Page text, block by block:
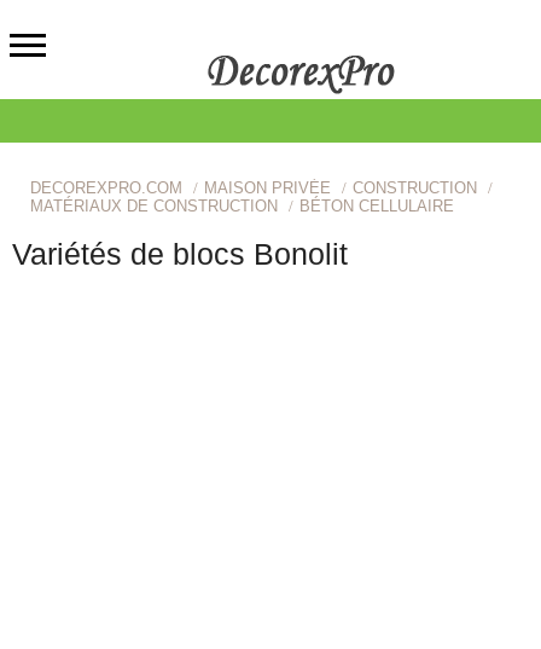
DECOREXPRO.COM MAISON PRIVÉE
CONSTRUCTION
MATÉRIAUX DE CONSTRUCTION
BÉTON CELLULAIRE
Variétés de blocs Bonolit